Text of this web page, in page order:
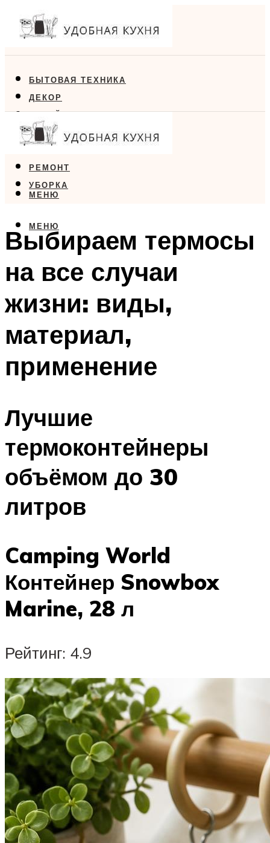
БЫТОВАЯ ТЕХНИКА
ДЕКОР
ДИЗАЙН
ЕДА
РЕМОНТ
УБОРКА
МЕНЮ
МЕНЮ
Выбираем термосы
на все случаи
жизни: виды,
материал,
применение
Лучшие
термоконтейнеры
объёмом до 30
литров
Camping World
Контейнер Snowbox
Marine, 28 л
Рейтинг: 4.9